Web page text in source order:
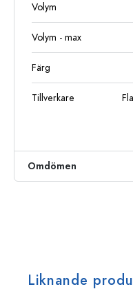
Volym
Volym - max
Färg
Tillverkare
Omdömen
Liknande